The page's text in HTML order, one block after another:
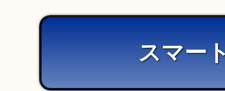
スマー